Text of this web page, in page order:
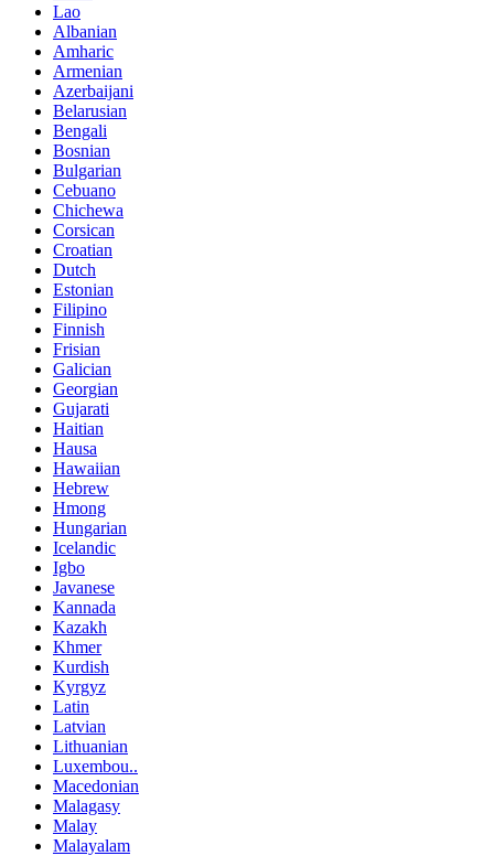
Lao
Albanian
Amharic
Armenian
Azerbaijani
Belarusian
Bengali
Bosnian
Bulgarian
Cebuano
Chichewa
Corsican
Croatian
Dutch
Estonian
Filipino
Finnish
Frisian
Galician
Georgian
Gujarati
Haitian
Hausa
Hawaiian
Hebrew
Hmong
Hungarian
Icelandic
Igbo
Javanese
Kannada
Kazakh
Khmer
Kurdish
Kyrgyz
Latin
Latvian
Lithuanian
Luxembou..
Macedonian
Malagasy
Malay
Malayalam